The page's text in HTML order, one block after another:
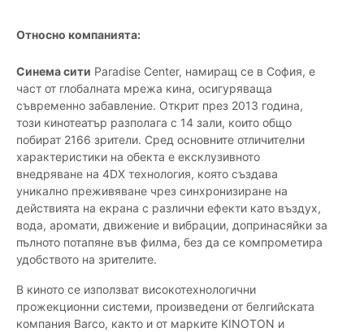
Относно компанията:
Синема сити Paradise Center, намиращ се в София, е
част от глобалната мрежа кина, осигуряваща
съвременно забавление. Открит през 2013 година,
този кинотеатър разполага с 14 зали, които общо
побират 2166 зрители. Сред основните отличителни
характеристики на обекта е ексклузивното
внедряване на 4DX технология, която създава
уникално преживяване чрез синхронизиране на
действията на екрана с различни ефекти като въздух,
вода, аромати, движение и вибрации, допринасяйки за
пълното потапяне във филма, без да се компрометира
удобството на зрителите.
В киното се използват високотехнологични
прожекционни системи, произведени от белгийската
компания Barco, както и от марките KINOTON и